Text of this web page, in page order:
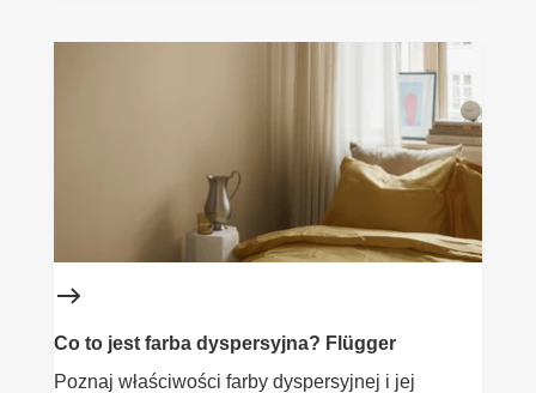
Co to jest farba dyspersyjna? Flügger
Poznaj właściwości farby dyspersyjnej i jej